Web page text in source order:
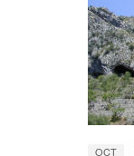
OCT